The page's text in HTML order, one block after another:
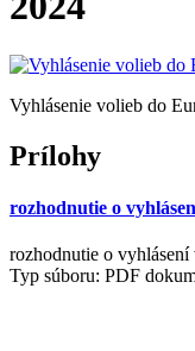
Vyhlásenie volieb do
Prílohy
rozhodnutie o
rozhodnutie o
Typ súboru: PDF